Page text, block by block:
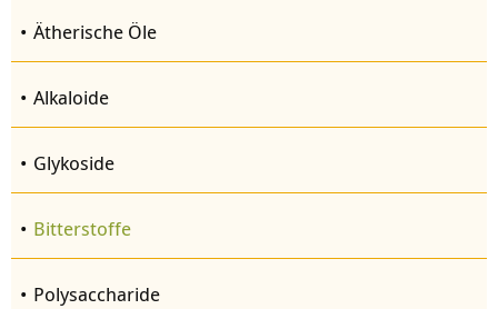
Ätherische Öle
Alkaloide
Glykoside
Bitterstoffe
Polysaccharide